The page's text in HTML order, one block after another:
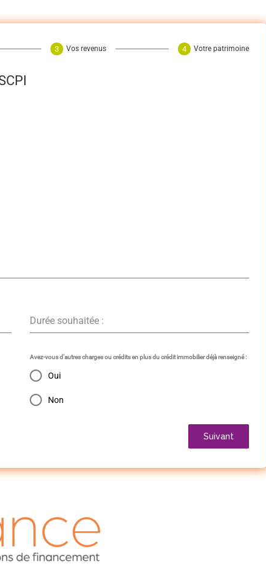
Vos revenus Votre patrimoine
Durée souhaitée :
Avez-vous d’autres charges ou crédits en plus du crédit immobilier déjà renseigné :
Oui
Non
Suivant